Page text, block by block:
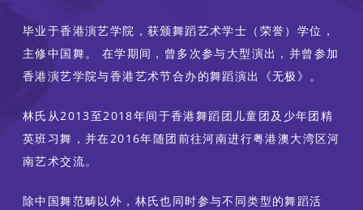
毕业于香港演艺学院，获颁舞蹈艺术学士（荣誉）学位，
主修中国舞。 在学期间，曾多次参与大型演出，并曾参加
香港演艺学院与香港艺术节合办的舞蹈演出《无极》。
林氏从2013至2018年间于香港舞蹈团儿童团及少年团精
英班习舞，并在2016年随团前往河南进行粤港澳大湾区河
南艺术交流。
除中国舞范畴以外，林氏也同时参与不同类型的舞蹈活